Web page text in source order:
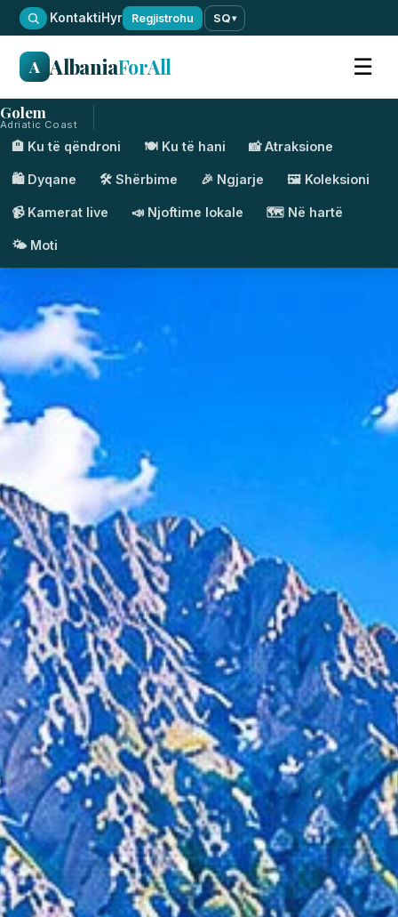
·KontaktiHyr Regjistrohu SQ▾
A AlbaniaForAll ☰
Golem
Adriatic Coast
🏨 Ku të qëndroni 🍽️ Ku të hani 📸 Atraksione
🛍️ Dyqane 🛠️ Shërbime 🎉 Ngjarje 🖼️ Koleksioni
📹 Kamerat live 📣 Njoftime lokale 🗺️ Në hartë
🌤️ Moti